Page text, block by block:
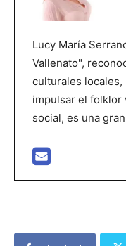
Lucy María
Vallenato",
culturales
impulsar el folklor
social, es una